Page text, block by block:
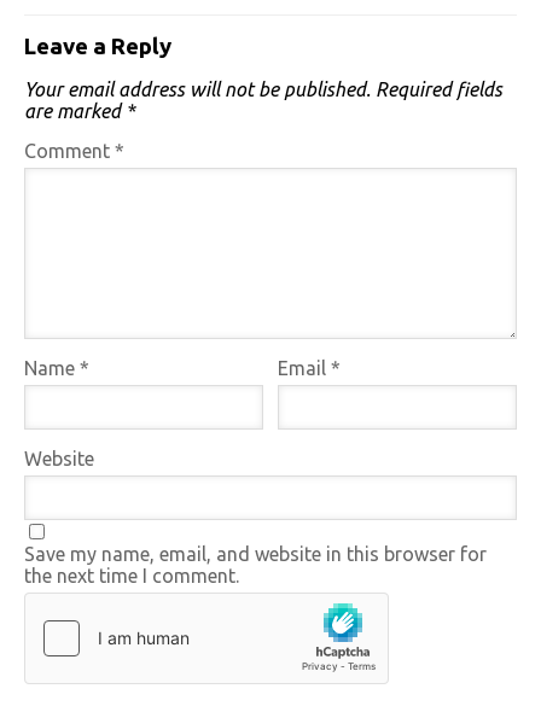
Leave a Reply
Your email address will not be published. Required fields
are marked *
Comment *
Name * Email*
Website
Save my name, email, and website in this browser for
the next time I comment.